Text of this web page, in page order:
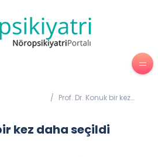
/ Prof. Dr. Konuk bir kez
kez daha seçildi